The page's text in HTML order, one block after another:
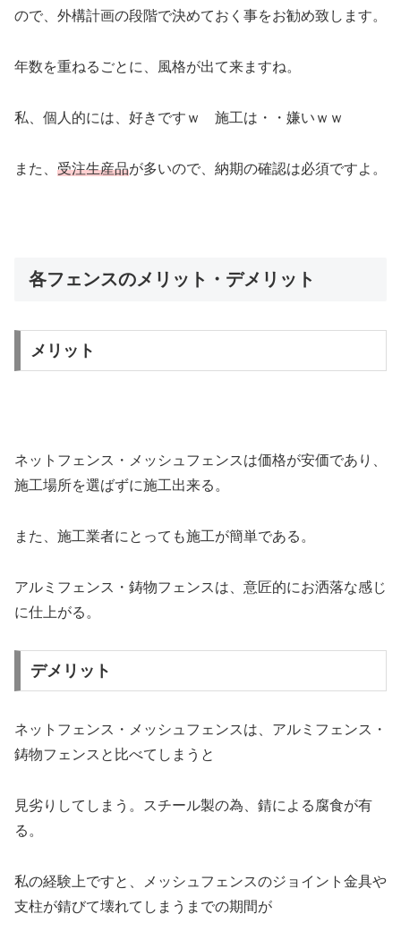
ので、外構計画の段階で決めておく事をお勧め致します。
年数を重ねるごとに、風格が出て来ますね。
私、個人的には、好きですｗ 施工は・・嫌いｗｗ
また、 受注生産品が多いので、納期の確認は必須ですよ。
各フェンスのメリット・デメリット
メリット
ネットフェンス・メッシュフェンスは価格が安価であり、
施工場所を選ばずに施工出来る。
また、施工業者にとっても施工が簡単である。
アルミフェンス・鋳物フェンスは、意匠的にお洒落な感じ
に仕上がる。
デメリット
ネットフェンス・メッシュフェンスは、アルミフェンス・
鋳物フェンスと比べてしまうと
見劣りしてしまう。スチール製の為、錆による腐食が有
る。
私の経験上ですと、メッシュフェンスのジョイント金具や
支柱が錆びて壊れてしまうまでの期間が